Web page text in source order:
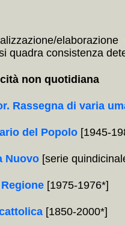
quadra consistenza
non quotidiana
Rassegna di varia
del Popolo [1945-
Nuovo [serie
[1975-1976*]
[1850-2000*]